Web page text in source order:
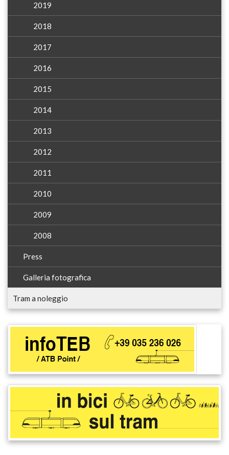
2019
2018
2017
2016
2015
2014
2013
2012
2011
2010
2009
2008
Press
Galleria fotografica
Tram a noleggio